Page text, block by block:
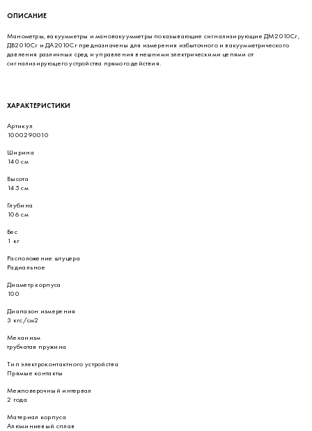
ОПИСАНИЕ
Манометры, вакуумметры и мановакуумметры показывающие сигнализирующие ДМ2010Сг,
ДВ2010Сг и ДА2010Сг предназначены для измерения избыточного и вакуумметрического
давления различных сред и управления внешними электрическими цепями от
сигнализирующего устройства прямого действия.
ХАРАКТЕРИСТИКИ
Артикул
1000290010
Ширина
140 см
Высота
145 см
Глубина
106 см
Вес
1 кг
Расположение штуцера
Радиальное
Диаметр корпуса
100
Диапазон измерения
3 кгс/см2
Механизм
трубчатая пружина
Тип электроконтактного устройства
Прямые контакты
Межповерочный интервал
2 года
Материал корпуса
Алюминиевый сплав